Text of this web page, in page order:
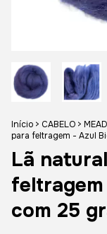
Início > CABELO >
para feltragem - Azul
Lã
com 25